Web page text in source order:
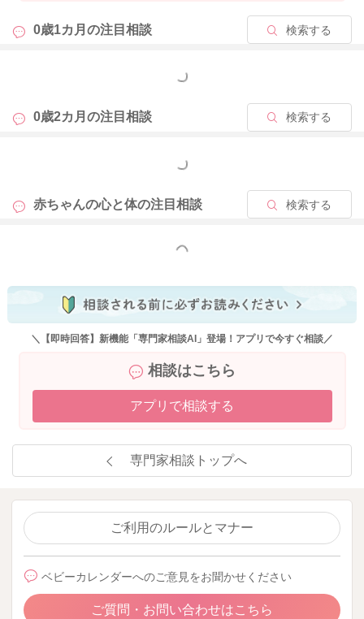
0歳1カ月の注目相談 検索する
もっと見る
0歳2カ月の注目相談 検索する
もっと見る
赤ちゃんの心と体の注目相談 検索する
もっと見る
＼【即時回答】新機能「専門家相談AI」登場！アプリで今すぐ相談／
相談はこちら
アプリで相談する
専門家相談トップへ
ご利用のルールとマナー
ベビーカレンダーへのご意見をお聞かせください
ご質問・お問い合わせはこちら